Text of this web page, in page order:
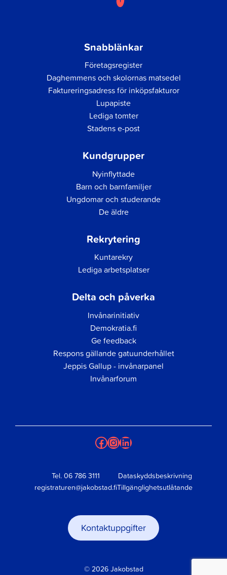
Snabblänkar
Företagsregister
Daghemmens och skolornas matsedel
Faktureringsadress för inköpsfakturor
Lupapiste
Lediga tomter
Stadens e-post
Kundgrupper
Nyinflyttade
Barn och barnfamiljer
Ungdomar och studerande
De äldre
Rekrytering
Kuntarekry
Lediga arbetsplatser
Delta och påverka
Invånarinitiativ
Demokratia.fi
Ge feedback
Respons gällande gatuunderhållet
Jeppis Gallup - invånarpanel
Invånarforum
Facebook
Instagram
LinkedIn
Tel. 06 786 3111
registraturen@jakobstad.fi
Dataskyddsbeskrivning
Tillgänglighetsutlåtande
Kontaktuppgifter
© 2026 Jakobstad